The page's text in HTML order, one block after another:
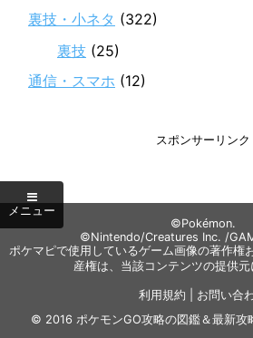
裏技・小ネタ (322)
裏技 (25)
通信・スマホ (12)
スポンサーリンク
©Pokémon.
©Nintendo/Creatures Inc. /
ポケマピで使用しているゲーム画像の著作権
産権は、当該コンテンツの提供元
利用規約
お問い合
© 2016 ポケモンGO攻略の図鑑＆最新